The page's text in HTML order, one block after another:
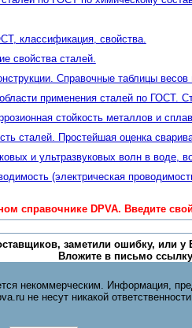
классификация, свойства.
свойства сталей.
Cправочные таблицы
применения сталей по ГОСТ.
стойкость металлов и
сталей. Простейшая оценка
и ультразвуковых волн в воде,
(электрическая
справочнике DPVA. Введите
заметили ошибку, или
Вложите в письмо
некоммерческим. Информация,
не несут никакой